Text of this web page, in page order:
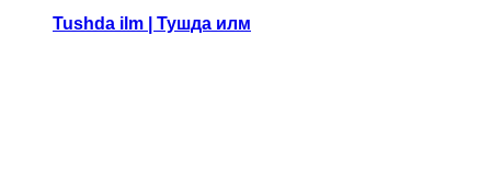
Tushda ilm | Тушда илм